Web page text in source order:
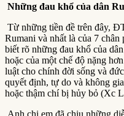
Những đau khổ của dân
Từ những tiền đề trên đây,
Rumani và nhất là của 7
biết rõ những đau khổ của
hoặc của một chế độ nặng
luật cho chính đời sống và
quyết định, tự do và không
hoặc thậm chí bị hủy bỏ (Xc
Anh chị em đã chịu những